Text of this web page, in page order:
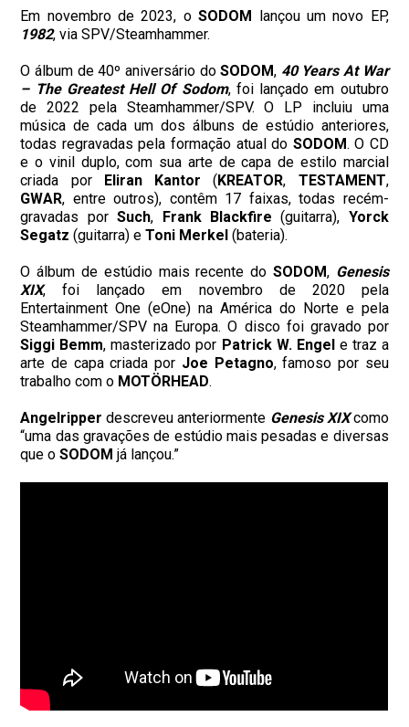
Em novembro de 2023, oSODOM lançou um novo EP,
1982, via SPV/Steamhammer.
O álbum de 40º aniversário doSODOM, 40 Years At War
– The Greatest Hell Of Sodom, foi lançado em outubro
de 2022 pela Steamhammer/SPV. O LP incluiu uma
música de cada um dos álbuns de estúdio anteriores,
todas regravadas pela formação atual do SODOM. O CD
e o vinil duplo, com sua arte de capa de estilo marcial
criada por Eliran Kantor (KREATOR, TESTAMENT,
GWAR, entre outros), contêm 17 faixas, todas recém-
gravadas porSuch, Frank Blackfire (guitarra), Yorck
Segatz (guitarra) eToni Merkel (bateria).
O álbum de estúdio mais recente do SODOM, Genesis
XIX, foi lançado em novembro de 2020 pela
Entertainment One (eOne) na América do Norte e pela
Steamhammer/SPV na Europa. O disco foi gravado por
Siggi Bemm, masterizado por Patrick W. Engele traz a
arte de capa criada por Joe Petagno, famoso por seu
trabalho com o MOTÖRHEAD.
Angelripper descreveu anteriormente Genesis XIXcomo
“uma das gravações de estúdio mais pesadas e diversas
que oSODOM já lançou.”